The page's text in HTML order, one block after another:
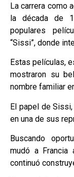
La carrera como
la década de
populares
“Sissi”, donde
Estas películas,
mostraron su
nombre familiar
El papel de
en una de sus
Buscando
mudó a
continuó